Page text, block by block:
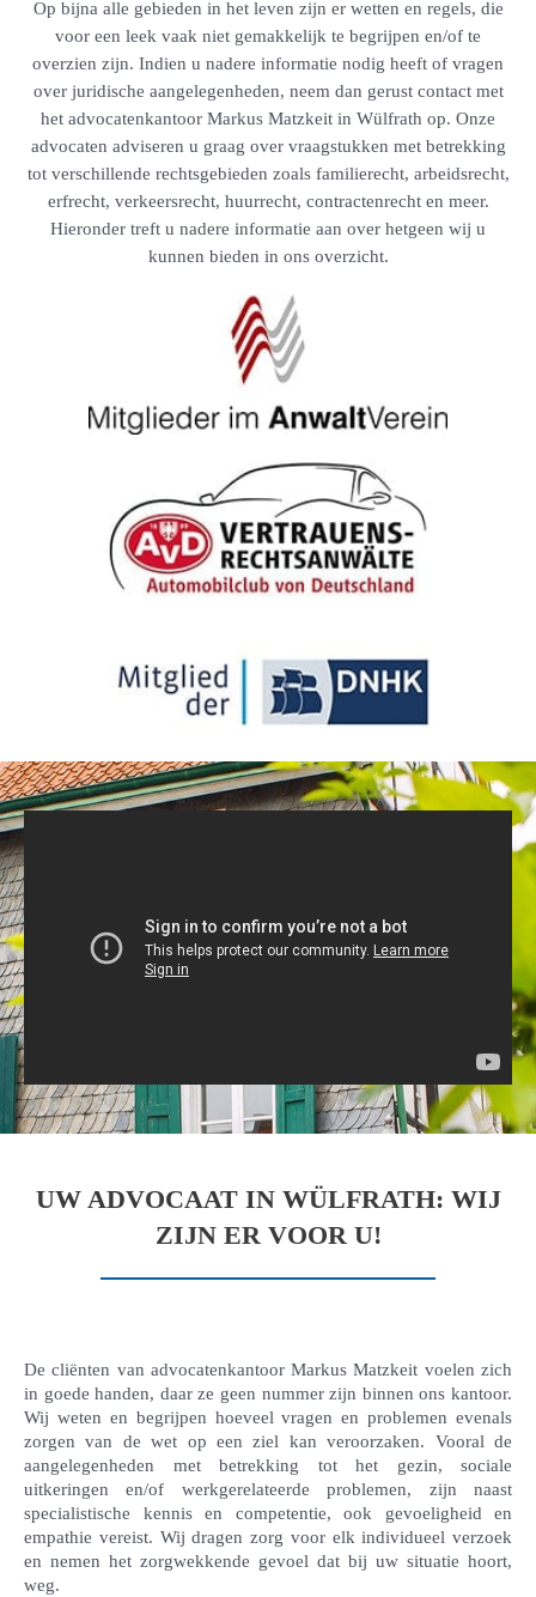
Op bijna alle gebieden in het leven zijn er wetten en regels, die
voor een leek vaak niet gemakkelijk te begrijpen en/of te
overzien zijn. Indien u nadere informatie nodig heeft of vragen
over juridische aangelegenheden, neem dan gerust contact met
het advocatenkantoor Markus Matzkeit in Wülfrath op. Onze
advocaten adviseren u graag over vraagstukken met betrekking
tot verschillende rechtsgebieden zoals familierecht, arbeidsrecht,
erfrecht, verkeersrecht, huurrecht, contractenrecht en meer.
Hieronder treft u nadere informatie aan over hetgeen wij u
kunnen bieden in ons overzicht.
UW ADVOCAAT IN WÜLFRATH: WIJ
ZIJN ER VOOR U!
De cliënten van advocatenkantoor Markus Matzkeit voelen zich
in goede handen, daar ze geen nummer zijn binnen ons kantoor.
Wij weten en begrijpen hoeveel vragen en problemen evenals
zorgen van de wet op een ziel kan veroorzaken. Vooral de
aangelegenheden met betrekking tot het gezin, sociale
uitkeringen en/of werkgerelateerde problemen, zijn naast
specialistische kennis en competentie, ook gevoeligheid en
empathie vereist. Wij dragen zorg voor elk individueel verzoek
en nemen het zorgwekkende gevoel dat bij uw situatie hoort,
weg.